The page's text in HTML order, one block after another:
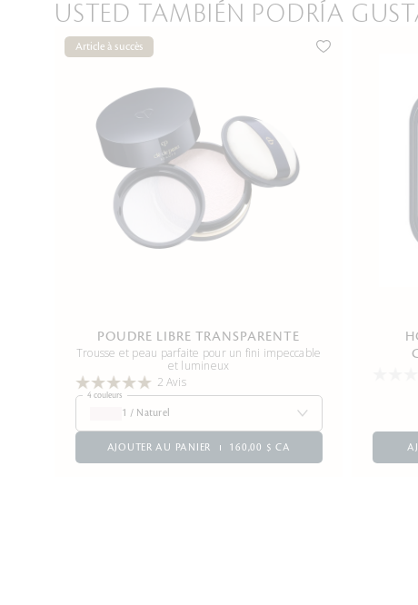
USTED TAMBIÉN PODRÍA
Article à succès
POUDRE LIBRE TRANSPARENTE
Trousse et peau parfaite pour un fini impeccable
et lumineux
2 Avis
4 couleurs
1 / Naturel
AJOUTER AU PANIER 160,00 $ CA